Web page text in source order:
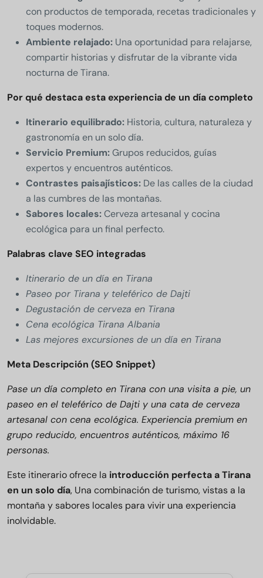
con productos de temporada, recetas tradicionales y
toques modernos.
Ambiente relajado: Una oportunidad para relajarse,
compartir historias y disfrutar de la vibrante vida
nocturna de Tirana.
Por qué destaca esta experiencia de un día completo
Itinerario equilibrado: Historia, cultura, naturaleza y
gastronomía en un solo día.
Servicio Premium:Grupos reducidos, guías
expertos y encuentros auténticos.
Contrastes paisajísticos: De las calles de la ciudad
a las cumbres de las montañas.
Sabores locales:Cerveza artesanal y cocina
ecológica para un final perfecto.
Palabras clave SEO integradas
Itinerario de un día en Tirana
Paseo por Tirana y teleférico de Dajti
Degustación de cerveza en Tirana
Cena ecológica Tirana Albania
Las mejores excursiones de un día en Tirana
Meta Descripción (SEO Snippet)
Pase un día completo en Tirana con una visita a pie, un
paseo en el teleférico de Dajti y una cata de cerveza
artesanal con cena ecológica. Experiencia premium en
grupo reducido, encuentros auténticos, máximo 16
personas.
Este itinerario ofrece la introducción perfecta a Tirana
en un solo día, Una combinación de turismo, vistas a la
montaña y sabores locales para vivir una experiencia
inolvidable.